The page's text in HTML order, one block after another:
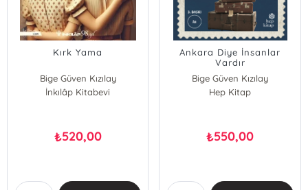
Kırk Yama
Bige Güven Kızılay
İnkılâp Kitabevi
₺520,00
Ankara Diye İnsanlar
Vardır
Bige Güven Kızılay
Hep Kitap
₺550,00